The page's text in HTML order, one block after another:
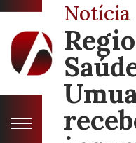
Notícia